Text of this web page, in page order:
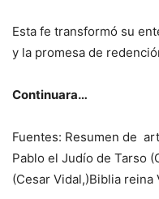
Esta fe transformó su
y la promesa de
Continuara…
Fuentes: Resumen de
Pablo el Judío de Tarso
(Cesar Vidal,)Biblia reina